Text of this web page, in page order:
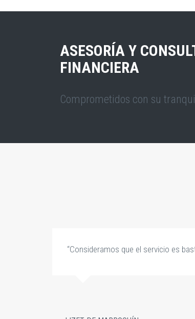
ASESORÍA Y
FINANCIERA
Comprometidos con su
“Consideramos que el servicio es